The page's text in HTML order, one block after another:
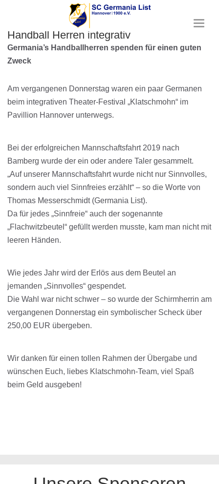
T
g
a
Handball Herren integrativ
Germania’s Handballherren spenden für einen guten
Zweck
Am vergangenen Donnerstag waren ein paar Germanen
beim integrativen Theater-Festival „Klatschmohn“ im
Pavillion Hannover unterwegs.
Bei der erfolgreichen Mannschaftsfahrt 2019 nach
Bamberg wurde der ein oder andere Taler gesammelt.
„Auf unserer Mannschaftsfahrt wurde nicht nur Sinnvolles,
sondern auch viel Sinnfreies erzählt“ – so die Worte von
Thomas Messerschmidt (Germania List).
Da für jedes „Sinnfreie“ auch der sogenannte
„Flachwitzbeutel“ gefüllt werden musste, kam man nicht mit
leeren Händen.
Wie jedes Jahr wird der Erlös aus dem Beutel an
jemanden „Sinnvolles“ gespendet.
Die Wahl war nicht schwer – so wurde der Schirmherrin am
vergangenen Donnerstag ein symbolischer Scheck über
250,00 EUR übergeben.
Wir danken für einen tollen Rahmen der Übergabe und
wünschen Euch, liebes Klatschmohn-Team, viel Spaß
beim Geld ausgeben!